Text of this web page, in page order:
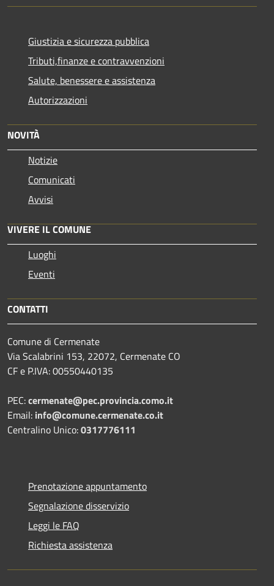
Giustizia e sicurezza pubblica
Tributi,finanze e contravvenzioni
Salute, benessere e assistenza
Autorizzazioni
NOVITÀ
Notizie
Comunicati
Avvisi
VIVERE IL COMUNE
Luoghi
Eventi
CONTATTI
Comune di Cermenate
Via Scalabrini 153, 22072, Cermenate CO
CF e P.IVA: 00550440135
PEC:cermenate@pec.provincia.como.it
Email: info@comune.cermenate.co.it
Centralino Unico:0317776111
Prenotazione appuntamento
Segnalazione disservizio
Leggi le FAQ
Richiesta assistenza